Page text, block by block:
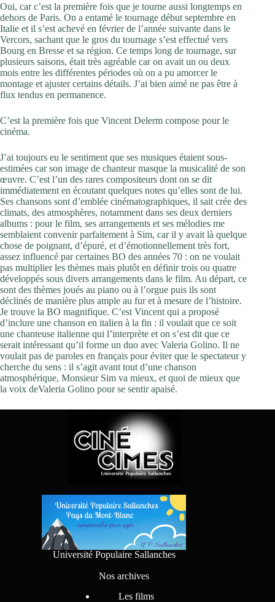
Oui, car c’est la première fois que je tourne aussi longtemps en
dehors de Paris. On a entamé le tournage début septembre en
Italie et il s’est achevé en février de l’année suivante dans le
Vercors, sachant que le gros du tournage s’est effectué vers
Bourg en Bresse et sa région. Ce temps long de tournage, sur
plusieurs saisons, était très agréable car on avait un ou deux
mois entre les différentes périodes où on a pu amorcer le
montage et ajuster certains détails. J’ai bien aimé ne pas être à
flux tendus en permanence.
C’est la première fois que Vincent Delerm compose pour le
cinéma.
J’ai toujours eu le sentiment que ses musiques étaient sous-
estimées car son image de chanteur masque la musicalité de son
œuvre. C’est l’un des rares compositeurs dont on se dit
immédiatement en écoutant quelques notes qu’elles sont de lui.
Ses chansons sont d’emblée cinématographiques, il sait crée des
climats, des atmosphères, notamment dans ses deux derniers
albums : pour le film, ses arrangements et ses mélodies me
semblaient convenir parfaitement à Sim, car il y avait là quelque
chose de poignant, d’épuré, et d’émotionnellement très fort,
assez influencé par certaines BO des années 70 : on ne voulait
pas multiplier les thèmes mais plutôt en définir trois ou quatre
développés sous divers arrangements dans le film. Au départ, ce
sont des thèmes joués au piano ou à l’orgue puis ils sont
déclinés de manière plus ample au fur et à mesure de l’histoire.
Je trouve la BO magnifique. C’est Vincent qui a proposé
d’inclure une chanson en italien à la fin : il voulait que ce soit
une chanteuse italienne qui l’interprète et on s’est dit que ce
serait intéressant qu’il forme un duo avec Valeria Golino. Il ne
voulait pas de paroles en français pour éviter que le spectateur y
cherche du sens : il s’agit avant tout d’une chanson
atmosphérique, Monsieur Sim va mieux, et quoi de mieux que
la voix deValeria Golino pour se sentir apaisé.
Université Populaire Sallanches
Nos archives
Les films